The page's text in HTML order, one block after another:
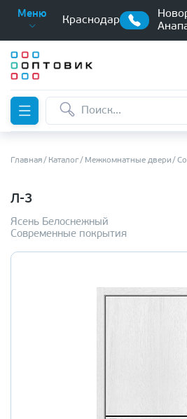
Меню
Краснодар
Главная Каталог Межкомнатные двери
Л-3
Ясень Белоснежный
Современные покрытия